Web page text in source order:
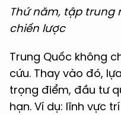
Thứ năm, tập trung
chiến lược
Trung Quốc không
cứu. Thay vào đó,
trọng điểm, đầu tư
hạn. Ví dụ: lĩnh vực